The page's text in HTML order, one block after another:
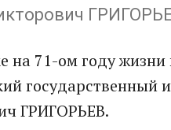
на 71-ом году
ГРИГОРЬЕВ.